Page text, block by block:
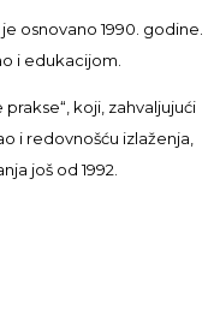
osnovano 1990. godine.
i edukacijom.
koji, zahvaljujući
i redovnošću izlaženja,
još od 1992.